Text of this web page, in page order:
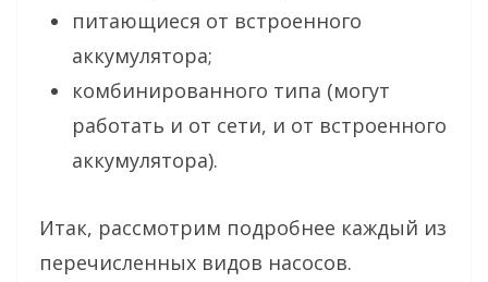
питающиеся от встроенного
аккумулятора;
комбинированного типа (могут
работать и от сети, и от встроенного
аккумулятора).
Итак, рассмотрим подробнее каждый из
перечисленных видов насосов.